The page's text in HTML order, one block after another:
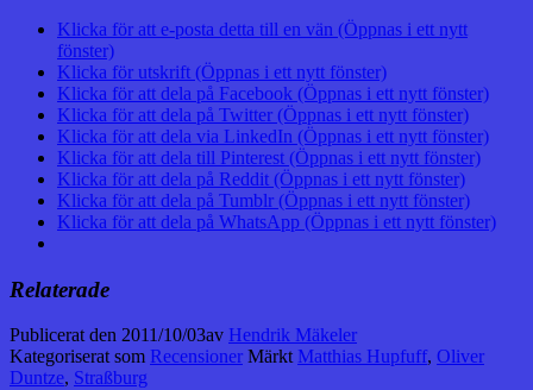
Klicka för att e-posta detta till en vän (Öppnas i ett nytt
fönster)
Klicka för utskrift (Öppnas i ett nytt fönster)
Klicka för att dela på Facebook (Öppnas i ett nytt fönster)
Klicka för att dela på Twitter (Öppnas i ett nytt fönster)
Klicka för att dela via LinkedIn (Öppnas i ett nytt fönster)
Klicka för att dela till Pinterest (Öppnas i ett nytt fönster)
Klicka för att dela på Reddit (Öppnas i ett nytt fönster)
Klicka för att dela på Tumblr (Öppnas i ett nytt fönster)
Klicka för att dela på WhatsApp (Öppnas i ett nytt fönster)
Relaterade
Publicerat den 2011/10/03av Hendrik Mäkeler
Kategoriserat som Recensioner Märkt Matthias Hupfuff, Oliver
Duntze, Straßburg